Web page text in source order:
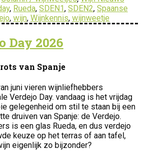
, Rueda, SDEN1, SDEN2, Spaanse
, wijn, Wijnkennis, wijnweetje
Day 2026
van Spanje
juni vieren wijnliefhebbers
Verdejo Day. vandaag is het vrijdag
gelegenheid om stil te staan bij een
druiven van Spanje: de Verdejo.
is een glas Rueda, en dus verdejo
keuze op het terras of aan tafel,
eigenlijk zo bijzonder?